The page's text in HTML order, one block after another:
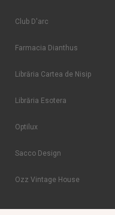
Club D'arc
Farmacia Dianthus
Librăria Cartea de Nisip
Librăria Esotera
Optilux
Sacco Design
Ozz Vintage House